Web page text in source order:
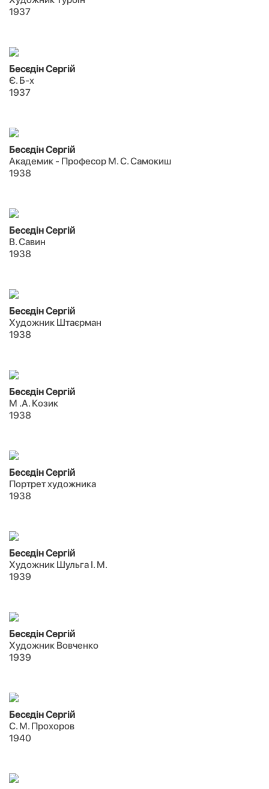
1937
Бесєдін Сергій
Є. Б-х
1937
Бесєдін Сергій
Академик - Професор М. С. Самокиш
1938
Бесєдін Сергій
В. Савин
1938
Бесєдін Сергій
Художник Штаєрман
1938
Бесєдін Сергій
М .А. Козик
1938
Бесєдін Сергій
Портрет художника
1938
Бесєдін Сергій
Художник Шульга І. М.
1939
Бесєдін Сергій
Художник Вовченко
1939
Бесєдін Сергій
С. М. Прохоров
1940